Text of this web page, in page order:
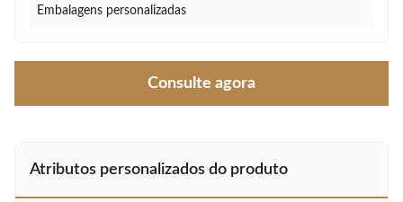
Embalagens personalizadas
Consulte agora
Atributos personalizados do produto